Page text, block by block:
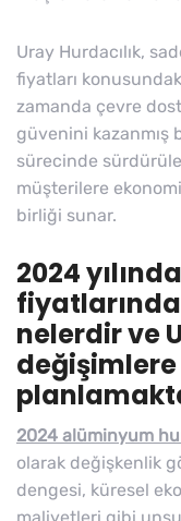
Uray Hurdacılık,
fiyatları
zamanda çevre
güvenini kazanmış
sürecinde
müşterilere
birliği sunar.
2024
nelerdir ve
değişimlere
2024 alüminyum
olarak değişkenlik
dengesi, küresel